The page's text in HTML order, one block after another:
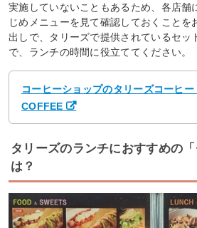
実施していないこともあるため、各店舗
じめメニューを見て確認しておくことを
出しで、タリーズで提供されているセッ
で、ランチの時間に役立ててください。
コーヒーショップのタリーズコーヒ
COFFEE
タリーズのランチにおすすめの
は？